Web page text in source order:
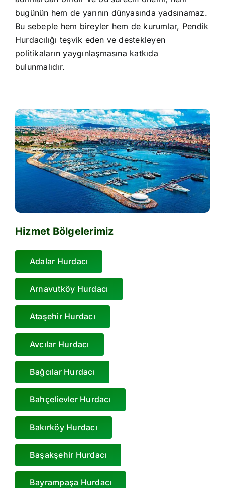
bugünün hem de yarının dünyasında yadsınamaz.
Bu sebeple hem bireyler hem de kurumlar, Pendik
Hurdacılığı teşvik eden ve destekleyen
politikaların yaygınlaşmasına katkıda
bulunmalıdır.
Hizmet Bölgelerimiz
Adalar Hurdacı
Arnavutköy Hurdacı
Ataşehir Hurdacı
Avcılar Hurdacı
Bağcılar Hurdacı
Bahçelievler Hurdacı
Bakırköy Hurdacı
Başakşehir Hurdacı
Bayrampaşa Hurdacı